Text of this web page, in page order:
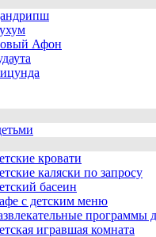
Афон
кровати
каляски по запросу
басеин
с детским меню
программы
игравшая комната